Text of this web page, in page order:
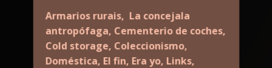
Armarios rurais, La concejala
antropófaga, Cementerio de coches,
Cold storage, Coleccionismo,
Doméstica, El fin, Era yo, Links,